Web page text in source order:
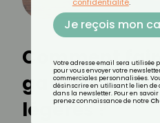
Comment
galettes de
légères ?
Je reçois mon
Votre adresse email sera utilisée
pour vous envoyer votre
commerciales personnalisées.
désinscrire en utilisant le lien de
dans la newsletter. Pour en savoir
prenez connaissance de notre